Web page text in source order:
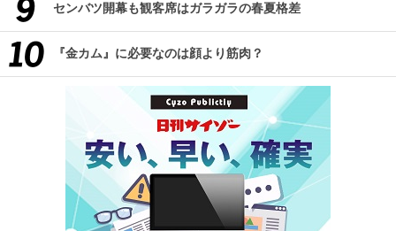
センバツ開幕も観客席はガラガラの春夏格差
『金カム』に必要なのは顔より筋肉？